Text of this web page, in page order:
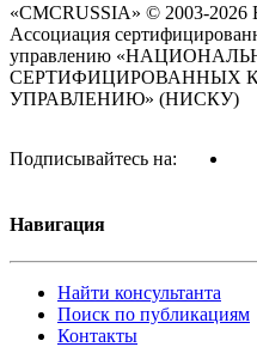
«CMCRUSSIA» © 2003-2026
Ассоциация
управлению
СЕРТИФИЦИРОВАННЫХ
УПРАВЛЕНИЮ» (НИСКУ)
Подписывайтесь на:
Навигация
Найти консультанта
Поиск по публикациям
Контакты